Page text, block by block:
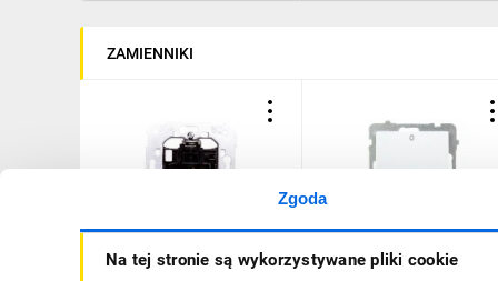
Zgoda
Na tej stronie są wykorzystywane pliki cookie
ZAMIENNIKI
Simon 82 Łącznik
podwójny zwierny
AS Łącznik podwójny biały
ŁP-11G/m/00